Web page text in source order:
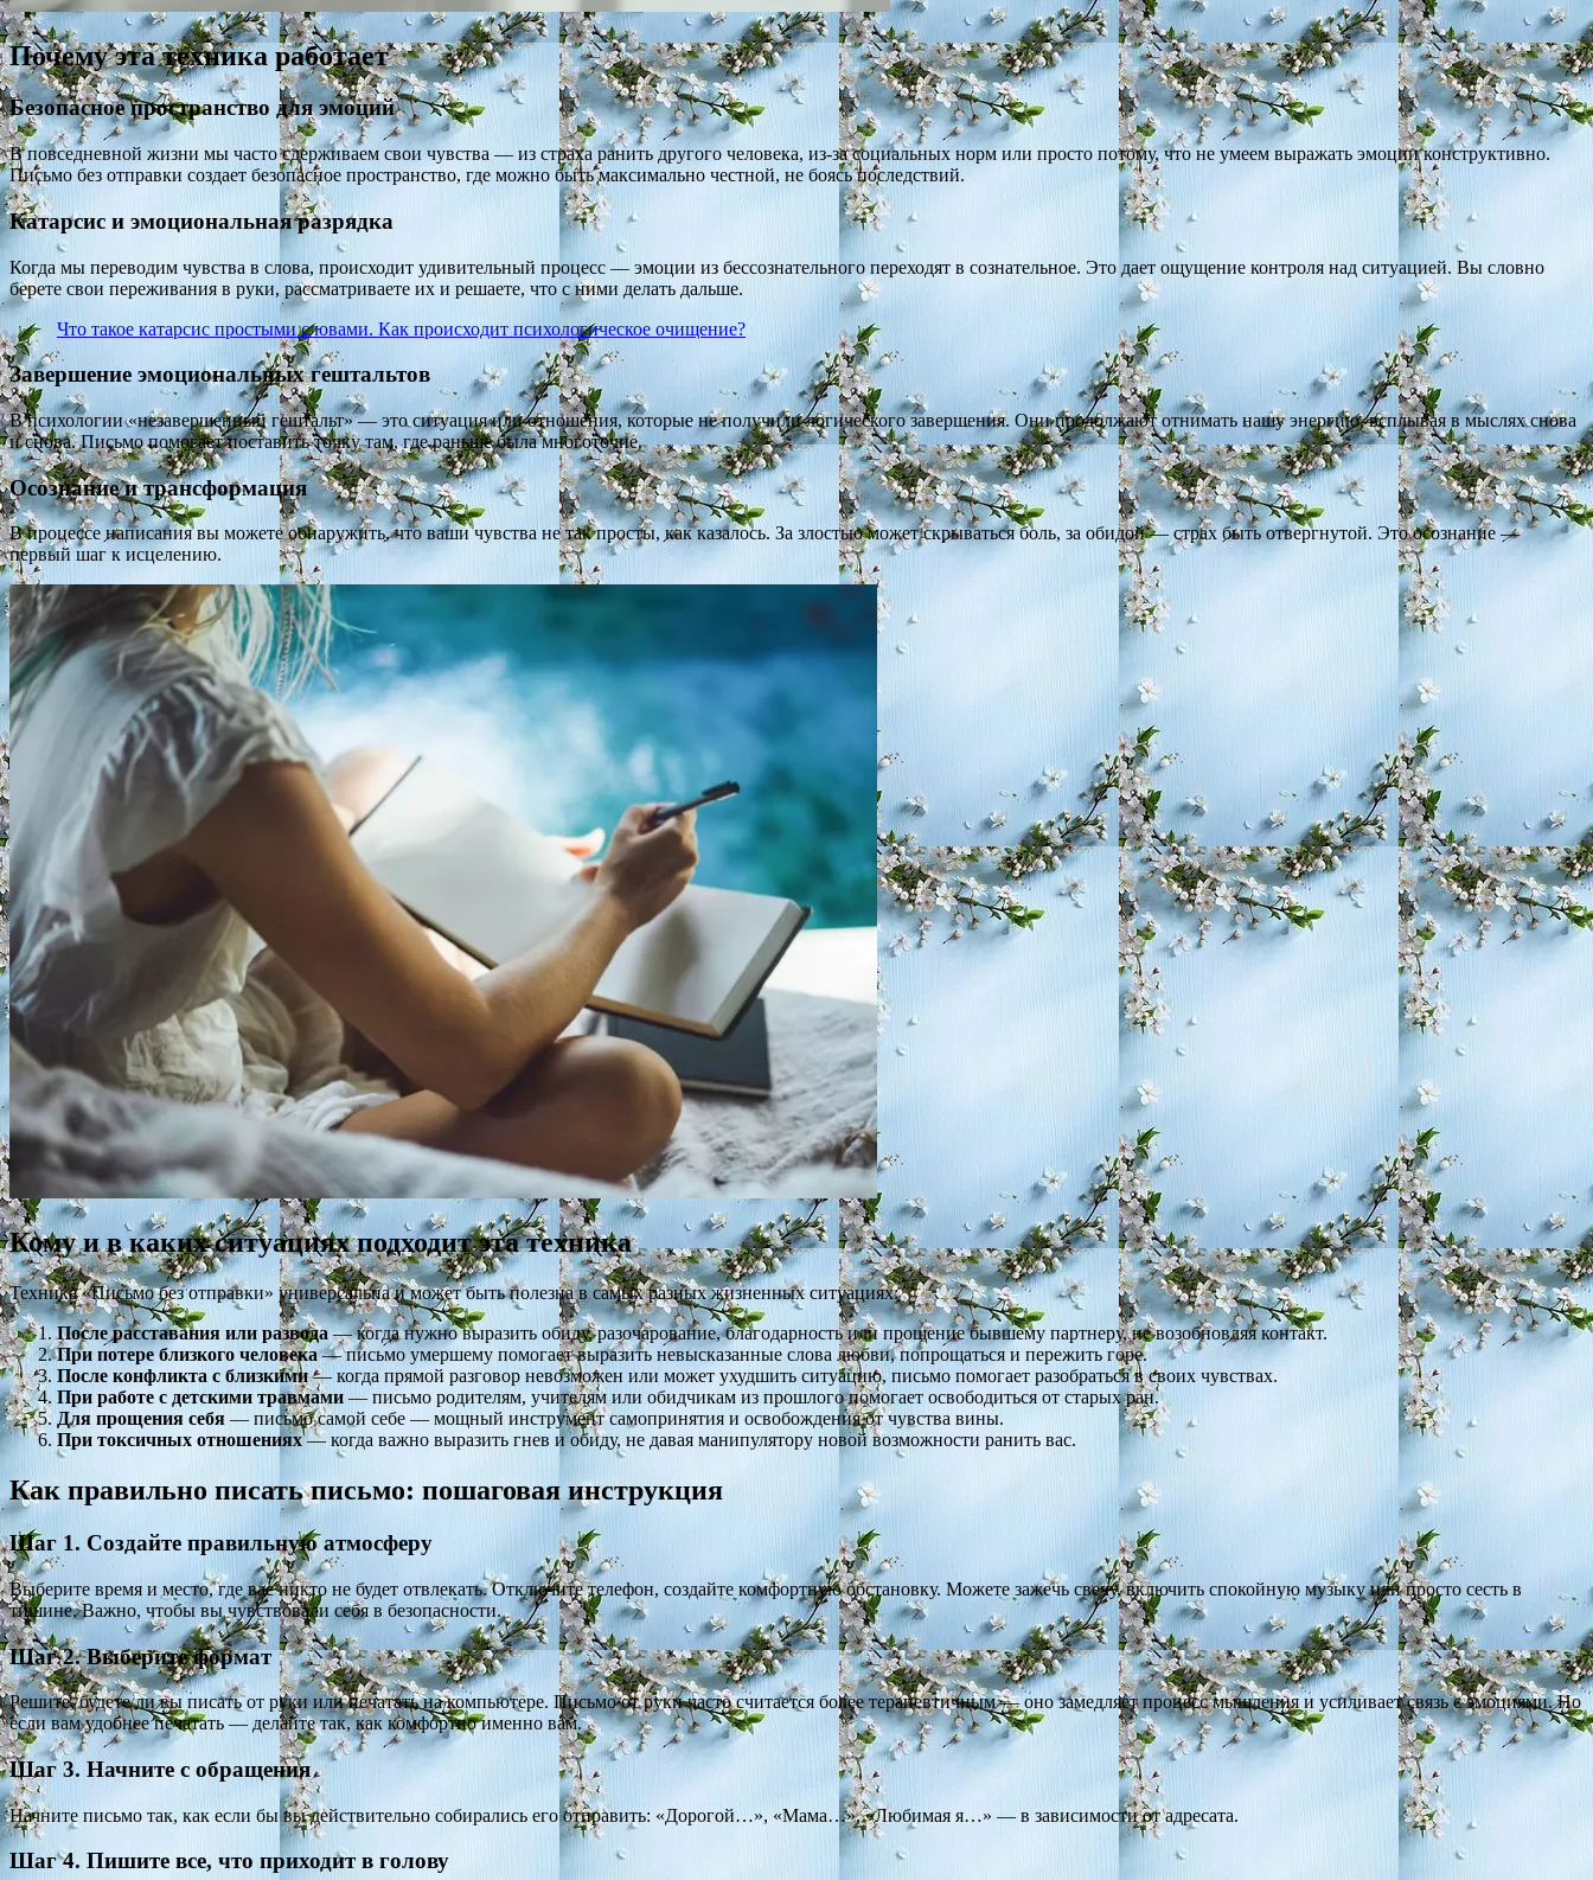
Почему эта техника работает
Безопасное пространство для эмоций
В повседневной жизни мы часто сдерживаем свои чувства — из страха ранить другого человека, из-за социальных норм или просто потому, что не умеем выражать эмоции конструктивно.
Письмо без отправки создает безопасное пространство, где можно быть максимально честной, не боясь последствий.
Катарсис и эмоциональная разрядка
Когда мы переводим чувства в слова, происходит удивительный процесс — эмоции из бессознательного переходят в сознательное. Это дает ощущение контроля над ситуацией. Вы словно
берете свои переживания в руки, рассматриваете их и решаете, что с ними делать дальше.
Что такое катарсис простыми словами. Как происходит психологическое очищение?
Завершение эмоциональных гештальтов
В психологии «незавершенный гештальт» — это ситуация или отношения, которые не получили логического завершения. Они продолжают отнимать нашу энергию, всплывая в мыслях снова
и снова. Письмо помогает поставить точку там, где раньше была многоточие.
Осознание и трансформация
В процессе написания вы можете обнаружить, что ваши чувства не так просты, как казалось. За злостью может скрываться боль, за обидой — страх быть отвергнутой. Это осознание —
первый шаг к исцелению.
Кому и в каких ситуациях подходит эта техника
Техника «Письмо без отправки» универсальна и может быть полезна в самых разных жизненных ситуациях:
После расставания или развода— когда нужно выразить обиду, разочарование, благодарность или прощение бывшему партнеру, не возобновляя контакт.
При потере близкого человека— письмо умершему помогает выразить невысказанные слова любви, попрощаться и пережить горе.
После конфликта с близкими— когда прямой разговор невозможен или может ухудшить ситуацию, письмо помогает разобраться в своих чувствах.
При работе с детскими травмами — письмо родителям, учителям или обидчикам из прошлого помогает освободиться от старых ран.
Для прощения себя— письмо самой себе — мощный инструмент самопринятия и освобождения от чувства вины.
При токсичных отношениях— когда важно выразить гнев и обиду, не давая манипулятору новой возможности ранить вас.
Как правильно писать письмо: пошаговая инструкция
Шаг 1. Создайте правильную атмосферу
Выберите время и место, где вас никто не будет отвлекать. Отключите телефон, создайте комфортную обстановку. Можете зажечь свечу, включить спокойную музыку или просто сесть в
тишине. Важно, чтобы вы чувствовали себя в безопасности.
Шаг 2. Выберите формат
Решите, будете ли вы писать от руки или печатать на компьютере. Письмо от руки часто считается более терапевтичным — оно замедляет процесс мышления и усиливает связь с эмоциями. Но
если вам удобнее печатать — делайте так, как комфортно именно вам.
Шаг 3. Начните с обращения
Начните письмо так, как если бы вы действительно собирались его отправить: «Дорогой…», «Мама…», «Любимая я…» — в зависимости от адресата.
Шаг 4. Пишите все, что приходит в голову